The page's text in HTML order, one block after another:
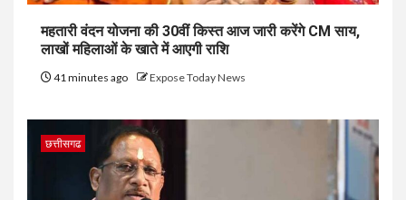
महतारी वंदन योजना की 30वीं किस्त आज जारी करेंगे CM साय,
लाखों महिलाओं के खाते में आएगी राशि
41 minutes ago Expose Today News
छत्तीसगढ